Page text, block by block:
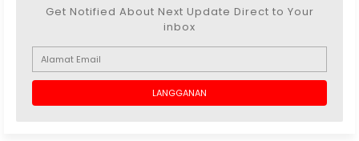
Get Notified About Next Update Direct to Your
inbox